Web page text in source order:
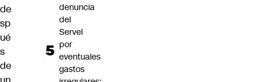
de
sp
ué
s
de
denuncia
del
Servel
por
eventuales
gastos